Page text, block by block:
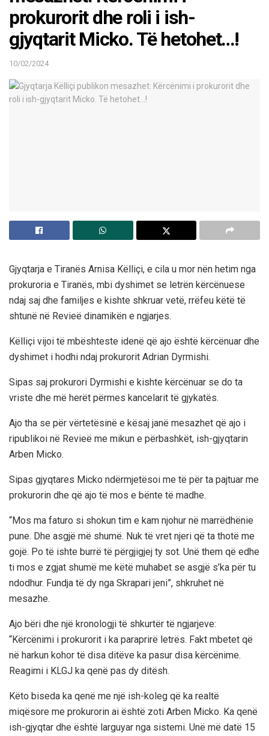
prokurorit dhe roli i ish-
gjyqtarit Micko. Të hetohet…!
10/02/2024
Gjyqtarja e Tiranës Arnisa Këlliçi, e cila u mor nën hetim nga
prokuroria e Tiranës, mbi dyshimet se letrën kërcënuese
ndaj saj dhe familjes e kishte shkruar vetë, rrëfeu këtë të
shtunë në Revieë dinamikën e ngjarjes.
Këlliçi vijoi të mbështeste idenë që ajo është kërcënuar dhe
dyshimet i hodhi ndaj prokurorit Adrian Dyrmishi.
Sipas saj prokurori Dyrmishi e kishte kërcënuar se do ta
vriste dhe më herët përmes kancelarit të gjykatës.
Ajo tha se për vërtetësinë e kësaj janë mesazhet që ajo i
ripublikoi në Revieë me mikun e përbashkët, ish-gjyqtarin
Arben Micko.
Sipas gjyqtares Micko ndërmjetësoi me të për ta pajtuar me
prokurorin dhe që ajo të mos e bënte të madhe.
“Mos ma faturo si shokun tim e kam njohur në marrëdhënie
pune. Dhe asgjë më shumë. Nuk të vret njeri që ta thotë me
gojë. Po të ishte burrë të përgjigjej ty sot. Unë them që edhe
ti mos e zgjat shumë me këtë muhabet se asgjë s’ka për tu
ndodhur. Fundja të dy nga Skrapari jeni”, shkruhet në
mesazhe.
Ajo bëri dhe një kronologji të shkurtër të ngjarjeve:
“Kërcënimi i prokurorit i ka paraprirë letrës. Fakt mbetet që
në harkun kohor të disa ditëve ka pasur disa kërcënime.
Reagimi i KLGJ ka qenë pas dy ditësh.
Këto biseda ka qenë me një ish-koleg që ka realtë
miqësore me prokurorin ai është zoti Arben Micko. Ka qenë
ish-gjyqtar dhe është larguyar nga sistemi. Unë më datë 15